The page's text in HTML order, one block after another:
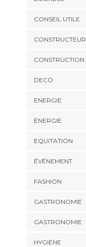
CONSEIL UTILE
CONSTRUCTEUR
CONSTRUCTION
DECO
ENERGIE
ÉNERGIE
EQUITATION
ÉVÉNEMENT
FASHION
GASTRONOMIE
GASTRONOMIE
HYGIÈNE